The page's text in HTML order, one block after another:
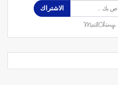
الاشتراك